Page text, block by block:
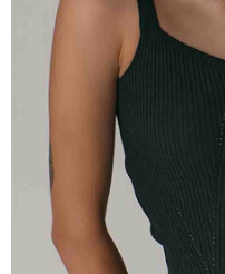
易，需依本服務之必要範圍內提
權轉讓予恩沛科技股份有限公司。
２．關於個人資料處理事宜，請
https://aftee.tw/terms/#terms3
３．未成年的使用者請事先徵得
「AFTEE先享後付」，若未經同
４．使用「AFTEE先享後付」時
時審查核予不同之上限額度；若
請求用戶進行身份認證。
５．嚴禁一人註冊多個帳號或使
恩沛科技股份有限公司將有權停